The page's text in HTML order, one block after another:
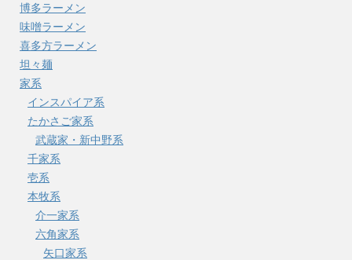
博多ラーメン
味噌ラーメン
喜多方ラーメン
坦々麺
家系
インスパイア系
たかさご家系
武蔵家・新中野系
千家系
壱系
本牧系
介一家系
六角家系
矢口家系